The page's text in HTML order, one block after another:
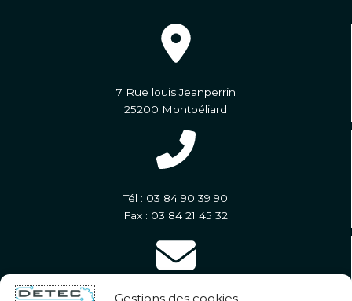
7 Rue louis Jeanperrin
25200 Montbéliard
Tél : 03 84 90 39 90
Fax : 03 84 21 45 32